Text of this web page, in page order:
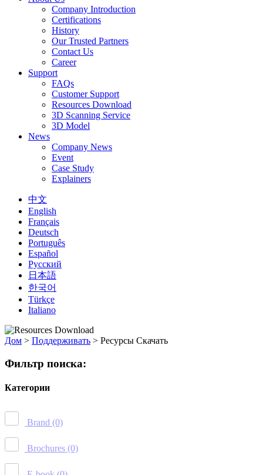
Company Introduction
Certifications
History
Our Trusted Partners
Contact Us
Career
Support
FAQs
Customer Support
Resources Download
3D Scanning Service
3D Model
News
Company News
Event
Case Study
Explainers
中文
English
Français
Deutsch
Português
Español
Русский
日本語
한국어
Türkçe
Italiano
Дом > Поддерживать > Ресурсы Скачать
Фильтр поиска:
Категории
Brand (0)
Brochures (0)